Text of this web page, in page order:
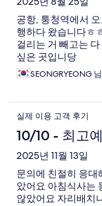
공항, 퉁청역에서
행하다 왔습니다ㅎ
걸리는 거 빼고는
싶은 곳입니당
SEONGRYEONG
실제 이용 고객 후기
10/10 - 최고
2025년 11월 13일
문의에 친절히 응대
았어요 아침식사는
않았어요 자리배치